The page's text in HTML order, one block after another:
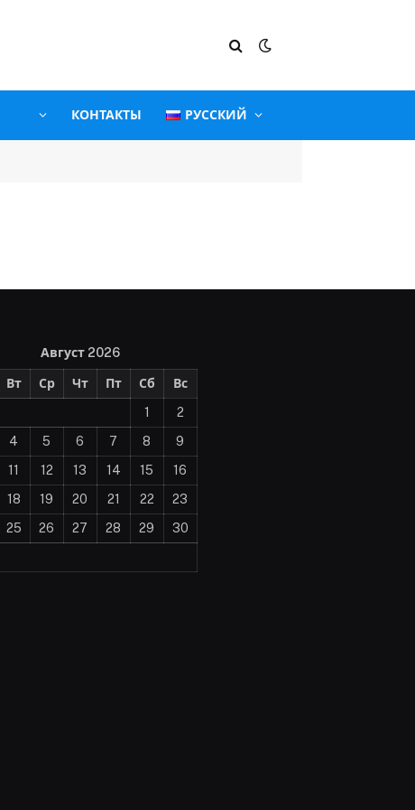
КОНТАКТЫ РУССКИЙ
Август 2026
Вт Ср Чт Пт Сб
Вс
1
2
4 5 6 7 8
9
11 12 13 14 15
16
18 19 20 21 22
23
25 26 27 28 29
30